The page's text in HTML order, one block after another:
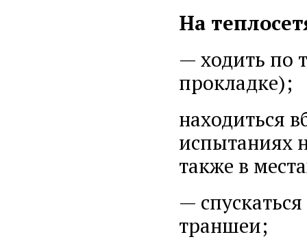
На
— ходить по
прокладке);
находиться
испытаниях
также в
—
траншеи;